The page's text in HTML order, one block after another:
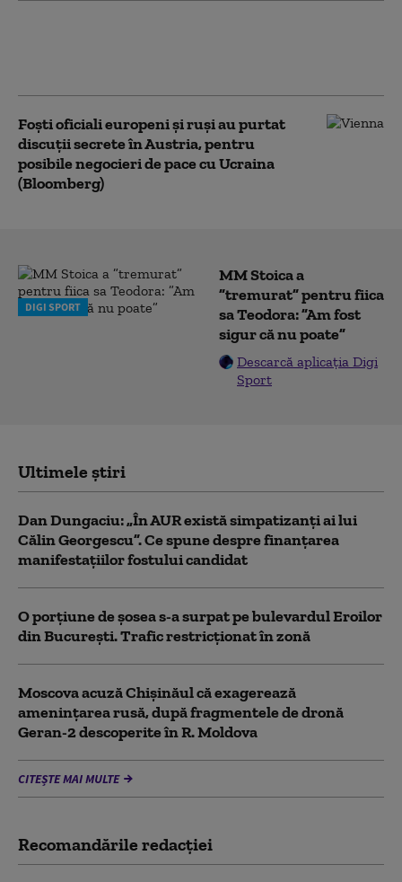
Foști oficiali europeni și ruși au purtat
discuții secrete în Austria, pentru
posibile negocieri de pace cu Ucraina
(Bloomberg)
DIGI SPORT
MM Stoica a
”tremurat” pentru fiica
sa Teodora: ”Am fost
sigur că nu poate”
Descarcă aplicația Digi
Sport
Ultimele știri
Dan Dungaciu: „În AUR există simpatizanți ai lui
Călin Georgescu”. Ce spune despre finanțarea
manifestațiilor fostului candidat
O porțiune de șosea s-a surpat pe bulevardul Eroilor
din București. Trafic restricționat în zonă
Moscova acuză Chișinăul că exagerează
amenințarea rusă, după fragmentele de dronă
Geran-2 descoperite în R. Moldova
CITEȘTE MAI MULTE
Recomandările redacţiei